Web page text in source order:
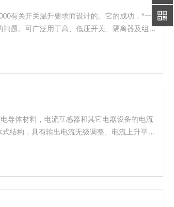
有关开关温升要求而设计的。它的成功，*一
题。可广泛用于高、低压开关、隔离器及组合
导体材料，电流互感器和其它电器设备的电流
结构，具有输出电流无级调整、电流上升平